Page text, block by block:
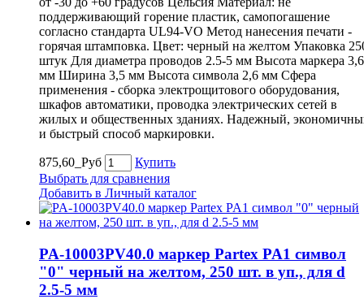
поддерживающий горение пластик, самопогашение
согласно стандарта UL94-VO Метод нанесения печати -
горячая штамповка. Цвет: черный на желтом Упаковка
штук Для диаметра проводов 2.5-5 мм Высота маркера 3,6
мм Ширина 3,5 мм Высота символа 2,6 мм Сфера
применения - сборка электрощитового оборудования,
шкафов автоматики, проводка электрических сетей в
жилых и общественных зданиях. Надежный,
и быстрый способ маркировки.
875,60_Руб
Купить
Выбрать для сравнения
Добавить в Личный каталог
PA-10003PV40.0 маркер Partex PA1 символ
"0" черный на желтом, 250 шт. в уп., для d
2.5-5 мм